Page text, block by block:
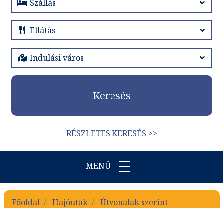
Keresés
RÉSZLETES KERESÉS >>
MENÜ
Főoldal Hajóutak
Útvonalak szerint